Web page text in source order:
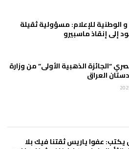
الوطنية للإعلام: مسؤولية ثقيلة
إلى إنقاذ ماسبيرو
“الجائزة الذهبية الأولى” من وزارة
العراق
عفوا ياريس ثقتنا فيك بلا